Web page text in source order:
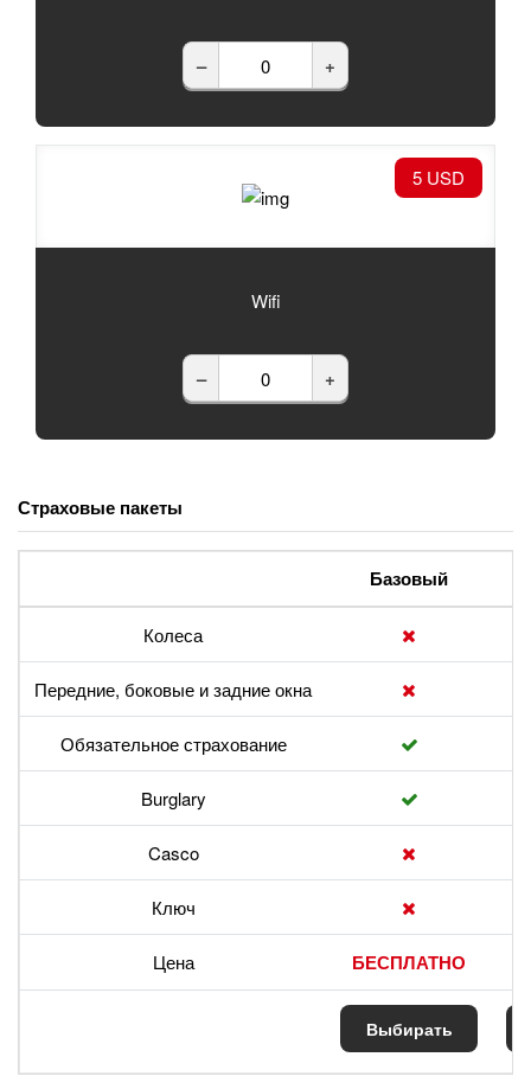
– +
5 USD
Wifi
– +
Страховые пакеты
Базовый
Колеса
Передние, боковые и задние окна
Обязательное страхование
Burglary
Casco
Ключ
Цена БЕСПЛАТНО
Выбирать